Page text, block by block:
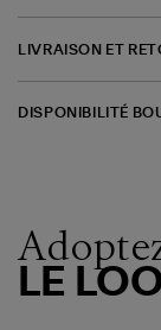
LIVRAISON ET
DISPONIBILITÉ
LE